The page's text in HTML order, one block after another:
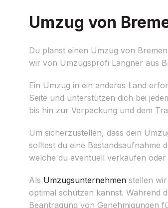
Umzug von
Du planst einen Umzug von
wir von Umzugsprofi Langner aus
Ein Umzug in ein anderes Land
Seite und unterstützen dich bei
bis hin zur Verpackung und dem
Um sicherzustellen, dass dein
solltest du eine Bestandsaufnahme
welche du eventuell verkaufen oder
Als Umzugsunternehmen stellen
optimal schützen kannst. Während
Beantragung von Genehmigungen